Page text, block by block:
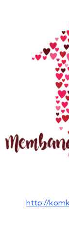
http://